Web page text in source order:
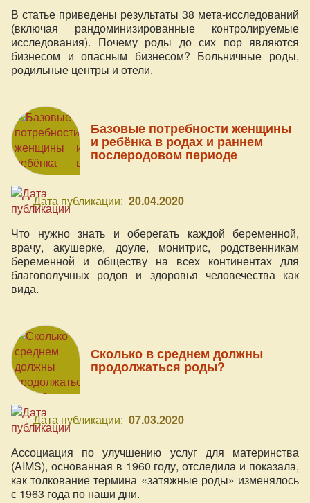
В статье приведены результаты 38 мета-исследований
(включая рандоминизированные контролируемые
исследования). Почему роды до сих пор являются
бизнесом и опасным бизнесом? Больничные роды,
родильные центры и отели.
Базовые потребности женщины
и ребёнка в родах и раннем
послеродовом периоде
Дата публикации: 20.04.2020
Что нужно знать и оберегать каждой беременной,
врачу, акушерке, доуле, монитрис, родственникам
беременной и обществу на всех континентах для
благополучных родов и здоровья человечества как
вида.
Сколько в среднем должны
продолжаться роды?
Дата публикации: 07.03.2020
Ассоциация по улучшению услуг для материнства
(AIMS), основанная в 1960 году, отследила и показала,
как толкование термина «затяжные роды» изменялось
с 1963 года по наши дни.